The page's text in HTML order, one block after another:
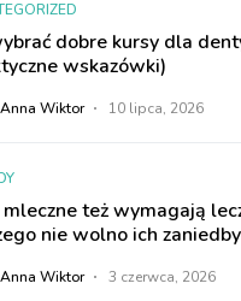
dobre kursy dla
wskazówki)
Anna Wiktor 10 lipca, 2026
mleczne też wymagają
nie wolno ich
Anna Wiktor 3 czerwca, 2026